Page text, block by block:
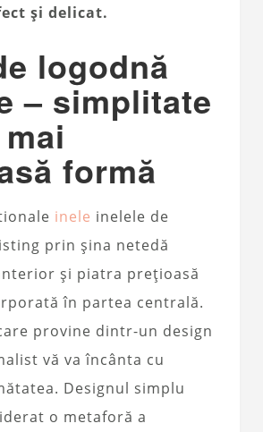
și delicat.
logodnă
– simplitate
formă
inele inelele de
prin șina netedă
și piatra prețioasă
în partea centrală.
provine dintr-un design
vă va încânta cu
Designul simplu
o metaforă a